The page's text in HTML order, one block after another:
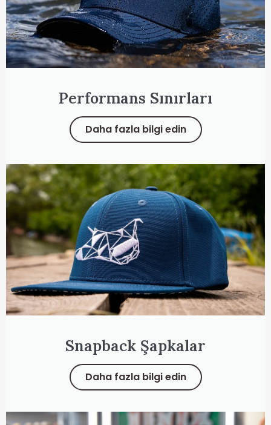
Performans Sınırları
Daha fazla bilgi edin
Snapback Şapkalar
Daha fazla bilgi edin